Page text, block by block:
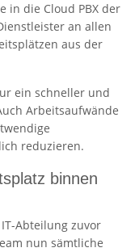
in die Cloud PBX der
an allen
aus der
ein schneller und
Arbeitsaufwände
reduzieren.
binnen
Abteilung zuvor
nun sämtliche